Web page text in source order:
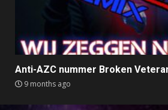
Anti-AZC nummer Broken
9 months ago